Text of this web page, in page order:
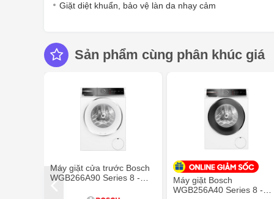
Giặt diệt khuẩn, bảo vệ làn da nhạy cảm
Sản phẩm cùng phân khúc giá
Máy giặt cửa trước Bosch
WGB266A90 Series 8 -
Máy giặt Bosch
WGB256A40 Series 8 -